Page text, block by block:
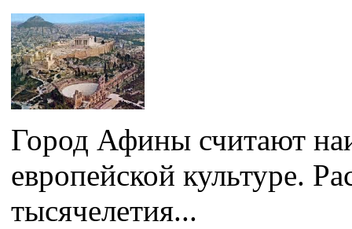
Город Афины считают
европейской культуре.
тысячелетия...